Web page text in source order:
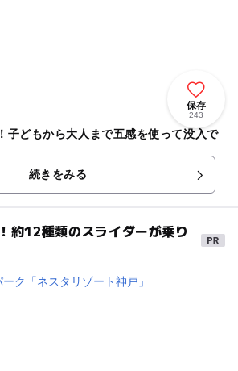
保存
243
子どもから大人まで五感を使って没入で
続きをみる
約12種類のスライダーが乗り